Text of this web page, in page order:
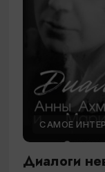
САМОЕ
Диалоги